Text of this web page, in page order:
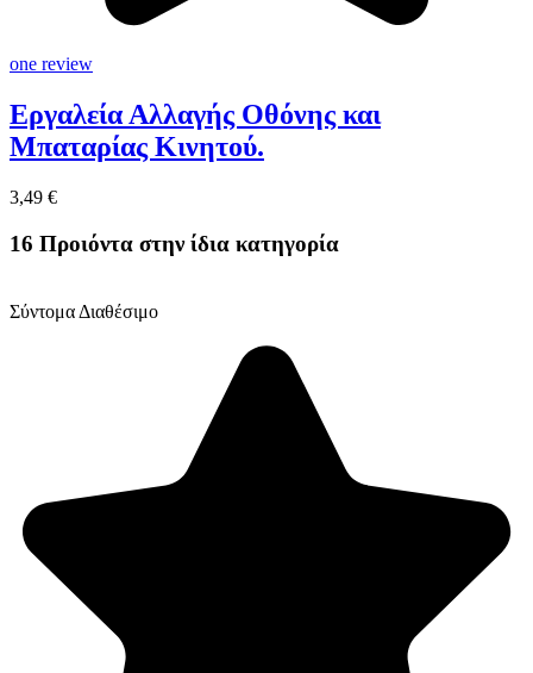
one review
Εργαλεία Αλλαγής Οθόνης και
Μπαταρίας Κινητού.
3,49 €
16 Προιόντα στην ίδια κατηγορία
Σύντομα Διαθέσιμο